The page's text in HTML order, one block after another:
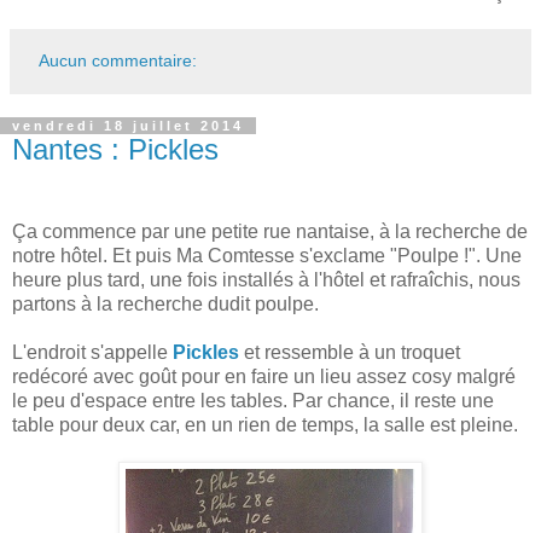
Aucun commentaire:
vendredi 18 juillet 2014
Nantes : Pickles
Ça commence par une petite rue nantaise, à la recherche de
notre hôtel. Et puis Ma Comtesse s'exclame "Poulpe !". Une
heure plus tard, une fois installés à l'hôtel et rafraîchis, nous
partons à la recherche dudit poulpe.
L'endroit s'appelle Pickles et ressemble à un troquet
redécoré avec goût pour en faire un lieu assez cosy malgré
le peu d'espace entre les tables. Par chance, il reste une
table pour deux car, en un rien de temps, la salle est pleine.